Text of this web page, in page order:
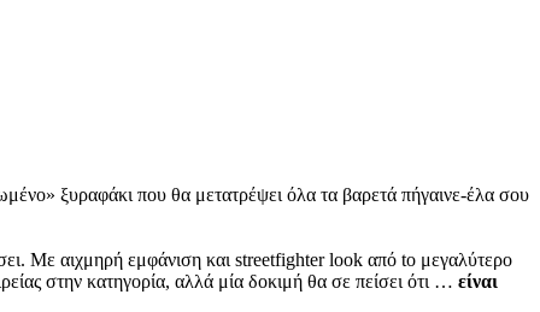
ξυραφάκι που θα μετατρέψει όλα τα βαρετά πήγαινε-έλα σου
Με αιχμηρή εμφάνιση και streetfighter look από to μεγαλύτερο
στην κατηγορία, αλλά μία δοκιμή θα σε πείσει ότι … είναι